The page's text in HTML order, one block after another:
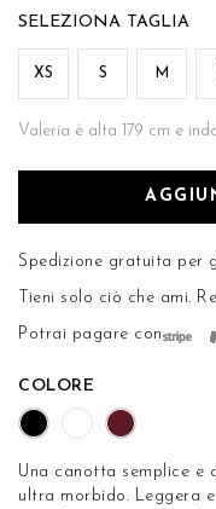
TAGLIA
XS S M
Valeria è alta 179 cm e
Spedizione gratuita per
Tieni solo ciò che ami.
Potrai pagare con
COLORE
Una canotta semplice e
ultra morbido. Leggera
immagini